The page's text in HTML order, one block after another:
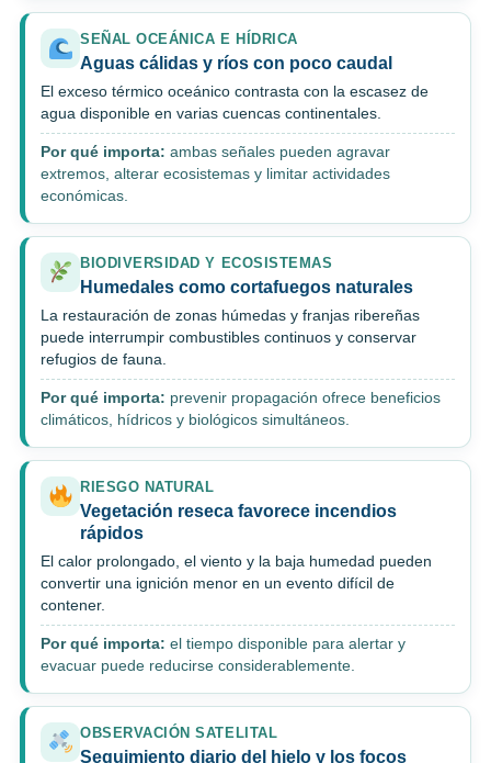
SEÑAL OCEÁNICA E HÍDRICA
Aguas cálidas y ríos con poco caudal
El exceso térmico oceánico contrasta con la escasez de
agua disponible en varias cuencas continentales.
Por qué importa: ambas señales pueden agravar
extremos, alterar ecosistemas y limitar actividades
económicas.
BIODIVERSIDAD Y ECOSISTEMAS
Humedales como cortafuegos naturales
La restauración de zonas húmedas y franjas ribereñas
puede interrumpir combustibles continuos y conservar
refugios de fauna.
Por qué importa: prevenir propagación ofrece beneficios
climáticos, hídricos y biológicos simultáneos.
RIESGO NATURAL
Vegetación reseca favorece incendios
rápidos
El calor prolongado, el viento y la baja humedad pueden
convertir una ignición menor en un evento difícil de
contener.
Por qué importa: el tiempo disponible para alertar y
evacuar puede reducirse considerablemente.
OBSERVACIÓN SATELITAL
Seguimiento diario del hielo y los focos